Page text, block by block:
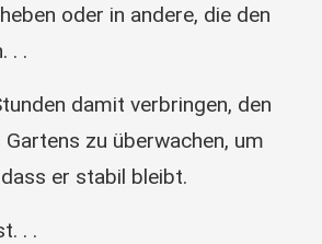
oder in andere, die den
. .
damit verbringen, den
zu überwachen, um
er stabil bleibt.
. .